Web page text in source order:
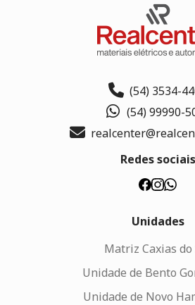
(54) 3534-
(54) 99990-
Redes sociais
Unidades
Matriz Caxias do
Unidade de Bento
Unidade de Novo